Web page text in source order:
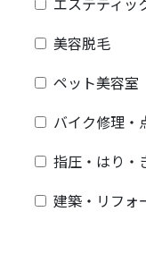
美容脱毛
ペット美容室
バイク修理・
指圧・はり・
建築・リフォ